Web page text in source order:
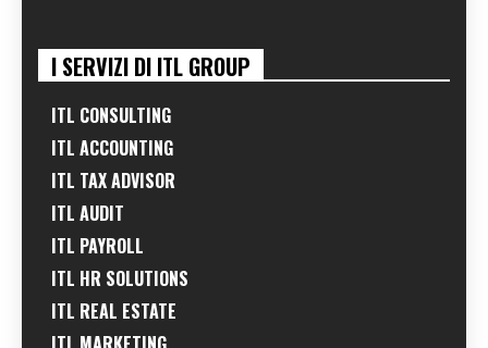
I SERVIZI DI ITL GROUP
ITL CONSULTING
ITL ACCOUNTING
ITL TAX ADVISOR
ITL AUDIT
ITL PAYROLL
ITL HR SOLUTIONS
ITL REAL ESTATE